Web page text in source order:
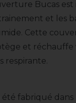
Bucas
et les
Cette
et réchauffe
respirante.
été fabriqué